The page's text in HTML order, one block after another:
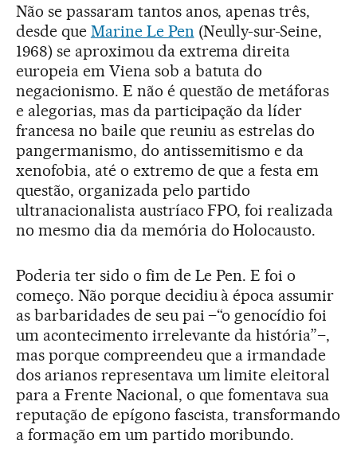
Não se passaram tantos anos, apenas três,
desde que Marine Le Pen (Neully-sur-Seine,
1968) se aproximou da extrema direita
europeia em Viena sob a batuta do
negacionismo. E não é questão de metáforas
e alegorias, mas da participação da líder
francesa no baile que reuniu as estrelas do
pangermanismo, do antissemitismo e da
xenofobia, até o extremo de que a festa em
questão, organizada pelo partido
ultranacionalista austríaco FPO, foi realizada
no mesmo dia da memória do Holocausto.
Poderia ter sido o fim de Le Pen. E foi o
começo. Não porque decidiu à época assumir
as barbaridades de seu pai –“o genocídio foi
um acontecimento irrelevante da história”–,
mas porque compreendeu que a irmandade
dos arianos representava um limite eleitoral
para a Frente Nacional, o que fomentava sua
reputação de epígono fascista, transformando
a formação em um partido moribundo.